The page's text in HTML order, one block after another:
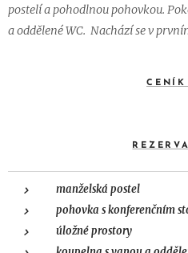
postelí a pohodlnou pohovkou.
a oddělené WC. Nachází se v
CENÍK
manželská postel
pohovka s konferenčním
úložné prostory